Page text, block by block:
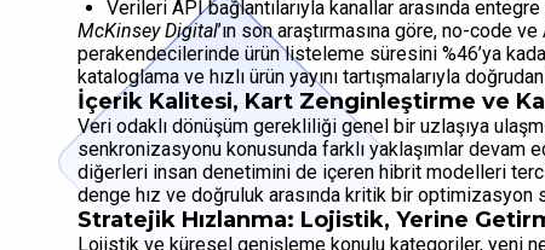
Verileri API bağlantılarıyla kanallar arasında
McKinsey Digital’ın son araştırmasına göre, no-code
perakendecilerinde ürün listeleme süresini %46’ya
kataloglama ve hızlı ürün yayını tartışmalarıyla doğrudan
İçerik Kalitesi, Kart Zenginleştirme ve
Veri odaklı dönüşüm gerekliliği genel bir uzlaşıya
senkronizasyonu konusunda farklı yaklaşımlar devam
diğerleri insan denetimini de içeren hibrit modelleri
denge hız ve doğruluk arasında kritik bir optimizasyon
Stratejik Hızlanma: Lojistik, Yerine
Lojistik ve küresel genişleme konulu kategoriler, yeni